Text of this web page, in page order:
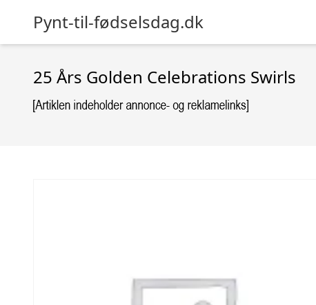
Pynt-til-fødselsdag.dk
25 Års Golden Celebrations Swirls